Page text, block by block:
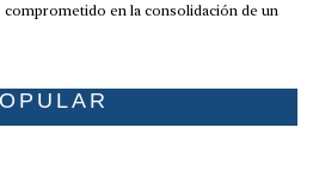
comprometido en la consolidación de un